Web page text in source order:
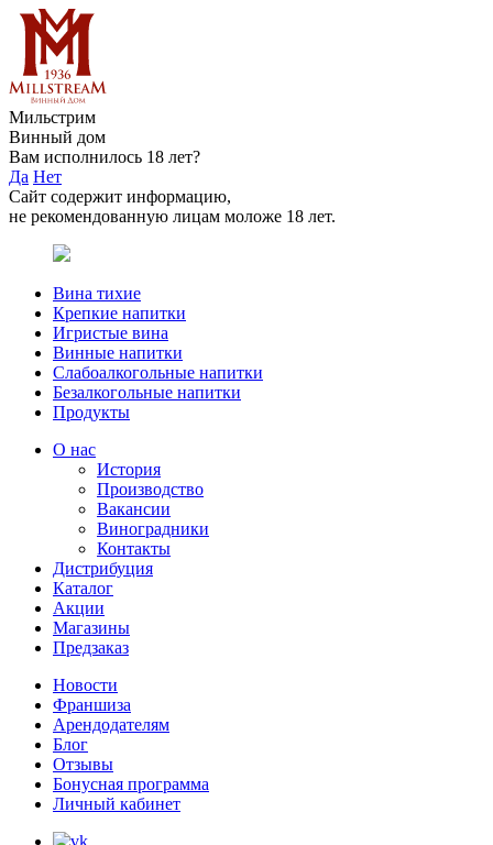
Мильстрим
Винный дом
Вам исполнилось 18 лет?
Да Нет
Сайт содержит информацию,
не рекомендованную лицам моложе 18 лет.
Вина тихие
Крепкие напитки
Игристые вина
Винные напитки
Слабоалкогольные напитки
Безалкогольные напитки
Продукты
О нас
История
Производство
Вакансии
Виноградники
Контакты
Дистрибуция
Каталог
Акции
Магазины
Предзаказ
Новости
Франшиза
Арендодателям
Блог
Отзывы
Бонусная программа
Личный кабинет